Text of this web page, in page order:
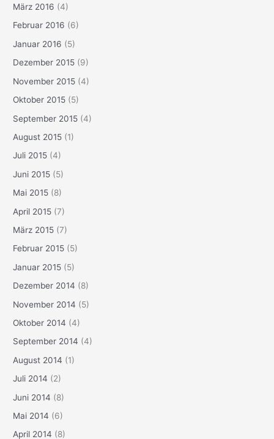
März 2016 (4)
Februar 2016 (6)
Januar 2016 (5)
Dezember 2015 (9)
November 2015 (4)
Oktober 2015 (5)
September 2015 (4)
August 2015 (1)
Juli 2015 (4)
Juni 2015 (5)
Mai 2015 (8)
April 2015 (7)
März 2015 (7)
Februar 2015 (5)
Januar 2015 (5)
Dezember 2014 (8)
November 2014 (5)
Oktober 2014 (4)
September 2014 (4)
August 2014 (1)
Juli 2014 (2)
Juni 2014 (8)
Mai 2014 (6)
April 2014 (8)